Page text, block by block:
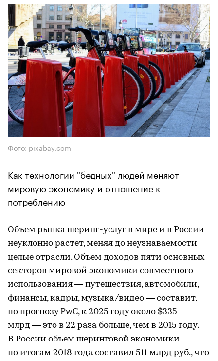
Фото: pixabay.com
Как технологии "бедных" людей меняют
мировую экономику и отношение к
потреблению
Объем рынка шеринг-услуг в мире и в России
неуклонно растет, меняя до неузнаваемости
целые отрасли. Объем доходов пяти основных
секторов мировой экономики совместного
использования — путешествия, автомобили,
финансы, кадры, музыка/видео — составит,
по прогнозу PwC, к 2025 году около $335
млрд — это в 22 раза больше, чем в 2015 году.
В России объем шеринговой экономики
по итогам 2018 года составил 511 млрд руб., что